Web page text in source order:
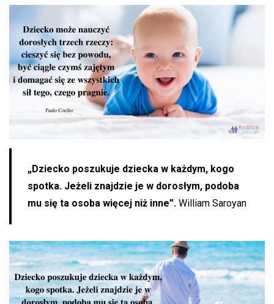
„Dziecko poszukuje dziecka w każdym, kogo
spotka. Jeżeli znajdzie je w dorosłym, podoba
mu się ta osoba więcej niż inne”. William Saroyan